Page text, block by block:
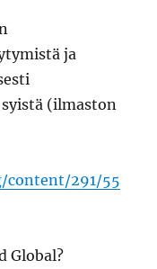
ja
(ilmaston
content/291/55
Global?